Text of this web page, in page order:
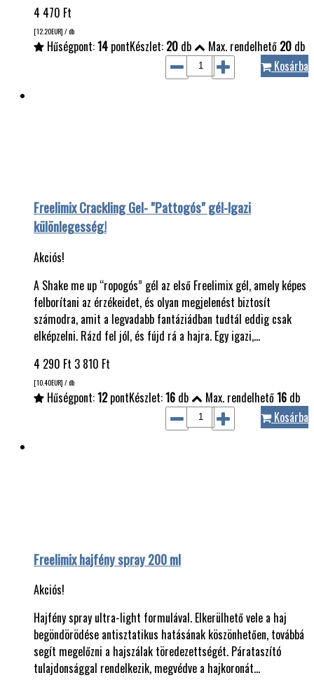
4 470 Ft
[12.20EUR] / db
Hűségpont:14 pontKészlet: 20 db Max. rendelhető 20 db
Kosárba
Freelimix Crackling Gel- "Pattogós" gél-Igazi
különlegesség!
Akciós!
A Shake me up “ropogós” gél az első Freelimix gél, amely képes
felborítani az érzékeidet, és olyan megjelenést biztosít
számodra, amit a legvadabb fantáziádban tudtál eddig csak
elképzelni. Rázd fel jól, és fújd rá a hajra. Egy igazi,…
4 290 Ft 3 810 Ft
[10.40EUR] / db
Hűségpont:12pontKészlet:16 db Max. rendelhető16 db
Kosárba
Freelimix hajfény spray 200 ml
Akciós!
Hajfény spray ultra-light formulával. Elkerülhető vele a haj
begöndörödése antisztatikus hatásának köszönhetően, továbbá
segít megelőzni a hajszálak töredezettségét. Párataszító
tulajdonsággal rendelkezik, megvédve a hajkoronát…